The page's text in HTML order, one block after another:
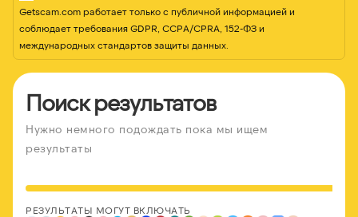
Getscam.com работает только с публичной информацией и
соблюдает требования GDPR, CCPA/CPRA, 152-ФЗ и
международных стандартов защиты данных.
Поиск результатов
Нужно немного подождать пока мы ищем
результаты
РЕЗУЛЬТАТЫ МОГУТ ВКЛЮЧАТЬ